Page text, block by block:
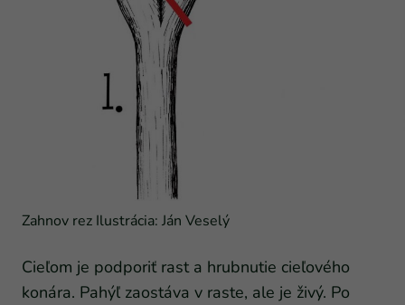
Zahnov rez Ilustrácia: Ján Veselý
Cieľom je podporiť rast a hrubnutie cieľového
konára. Pahýľ zaostáva v raste, ale je živý. Po